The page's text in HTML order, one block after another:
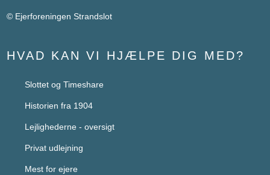
© Ejerforeningen Strandslot
HVAD KAN VI HJÆLPE DIG MED?
Slottet og Timeshare​
Historien fra 1904
Lejlighederne - oversigt
Privat udlejning
Mest for ejere​